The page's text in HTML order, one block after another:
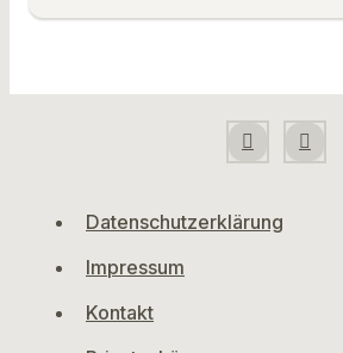
Datenschutzerklärung
Impressum
Kontakt